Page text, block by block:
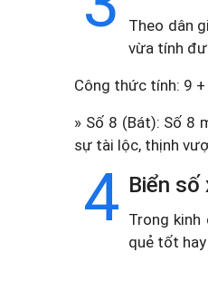
Theo dân
vừa tính
Công thức tính: 9
» Số 8 (Bát): Số 8
sự tài lộc, thịnh
4 Biển số
Trong
quẻ tốt hay